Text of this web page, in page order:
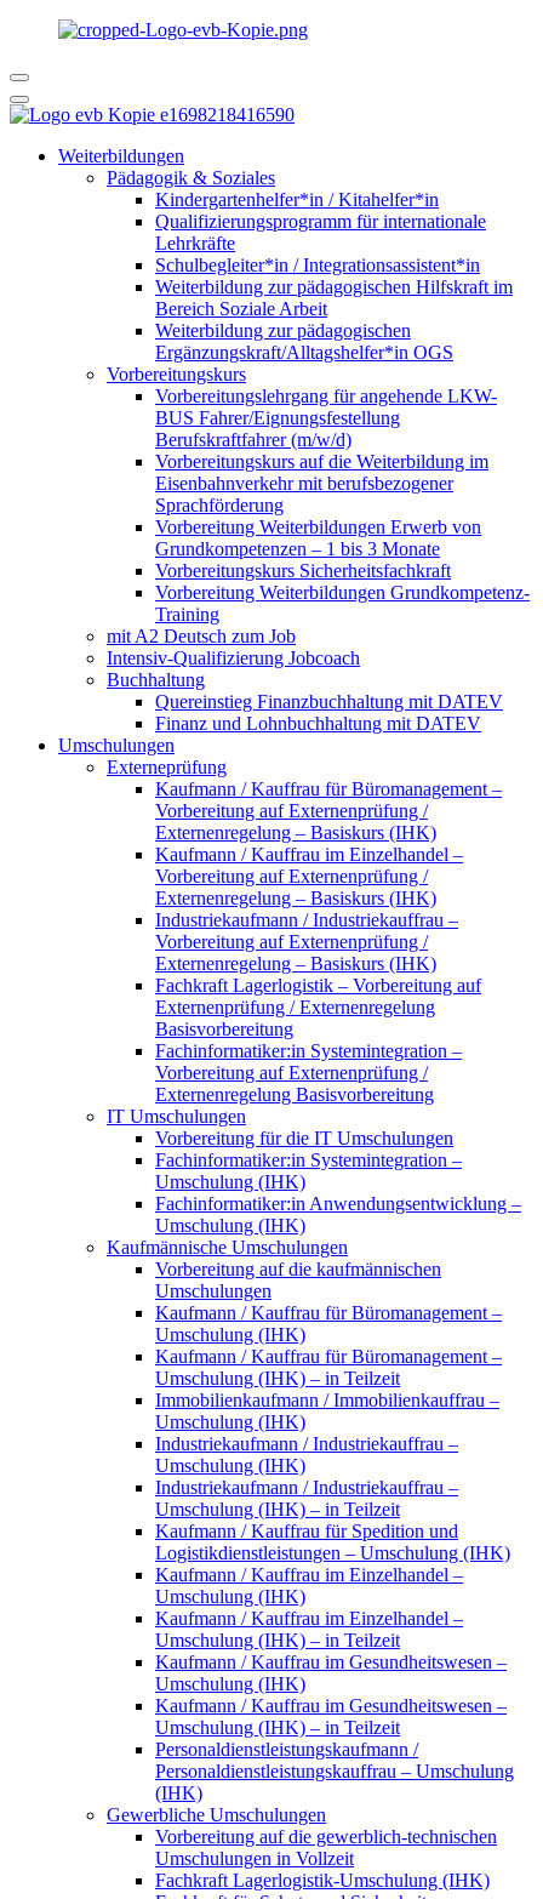
Weiterbildungen
Pädagogik & Soziales
Kindergartenhelfer*in / Kitahelfer*in
Qualifizierungsprogramm für internationale
Lehrkräfte
Schulbegleiter*in / Integrationsassistent*in
Weiterbildung zur pädagogischen Hilfskraft im
Bereich Soziale Arbeit
Weiterbildung zur pädagogischen
Ergänzungskraft/Alltagshelfer*in OGS
Vorbereitungskurs
Vorbereitungslehrgang für angehende LKW-
BUS Fahrer/Eignungsfestellung
Berufskraftfahrer (m/w/d)
Vorbereitungskurs auf die Weiterbildung im
Eisenbahnverkehr mit berufsbezogener
Sprachförderung
Vorbereitung Weiterbildungen Erwerb von
Grundkompetenzen – 1 bis 3 Monate
Vorbereitungskurs Sicherheitsfachkraft
Vorbereitung Weiterbildungen Grundkompetenz-
Training
mit A2 Deutsch zum Job
Intensiv-Qualifizierung Jobcoach
Buchhaltung
Quereinstieg Finanzbuchhaltung mit DATEV
Finanz und Lohnbuchhaltung mit DATEV
Umschulungen
Externeprüfung
Kaufmann / Kauffrau für Büromanagement –
Vorbereitung auf Externenprüfung /
Externenregelung – Basiskurs (IHK)
Kaufmann / Kauffrau im Einzelhandel –
Vorbereitung auf Externenprüfung /
Externenregelung – Basiskurs (IHK)
Industriekaufmann / Industriekauffrau –
Vorbereitung auf Externenprüfung /
Externenregelung – Basiskurs (IHK)
Fachkraft Lagerlogistik – Vorbereitung auf
Externenprüfung / Externenregelung
Basisvorbereitung
Fachinformatiker:in Systemintegration –
Vorbereitung auf Externenprüfung /
Externenregelung Basisvorbereitung
IT Umschulungen
Vorbereitung für die IT Umschulungen
Fachinformatiker:in Systemintegration –
Umschulung (IHK)
Fachinformatiker:in Anwendungsentwicklung –
Umschulung (IHK)
Kaufmännische Umschulungen
Vorbereitung auf die kaufmännischen
Umschulungen
Kaufmann / Kauffrau für Büromanagement –
Umschulung (IHK)
Kaufmann / Kauffrau für Büromanagement –
Umschulung (IHK) – in Teilzeit
Immobilienkaufmann / Immobilienkauffrau –
Umschulung (IHK)
Industriekaufmann / Industriekauffrau –
Umschulung (IHK)
Industriekaufmann / Industriekauffrau –
Umschulung (IHK) – in Teilzeit
Kaufmann / Kauffrau für Spedition und
Logistikdienstleistungen – Umschulung (IHK)
Kaufmann / Kauffrau im Einzelhandel –
Umschulung (IHK)
Kaufmann / Kauffrau im Einzelhandel –
Umschulung (IHK) – in Teilzeit
Kaufmann / Kauffrau im Gesundheitswesen –
Umschulung (IHK)
Kaufmann / Kauffrau im Gesundheitswesen –
Umschulung (IHK) – in Teilzeit
Personaldienstleistungskaufmann /
Personaldienstleistungskauffrau – Umschulung
(IHK)
Gewerbliche Umschulungen
Vorbereitung auf die gewerblich-technischen
Umschulungen in Vollzeit
Fachkraft Lagerlogistik-Umschulung (IHK)